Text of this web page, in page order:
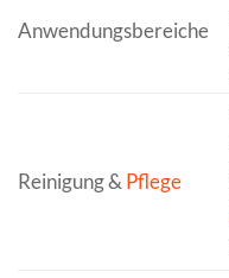
Anwendungsbereiche
Reinigung & Pflege